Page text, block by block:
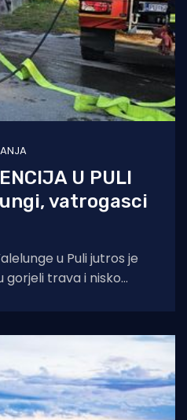
U PULI
vatrogasci
u Puli jutros je
gorjeli trava i nisko